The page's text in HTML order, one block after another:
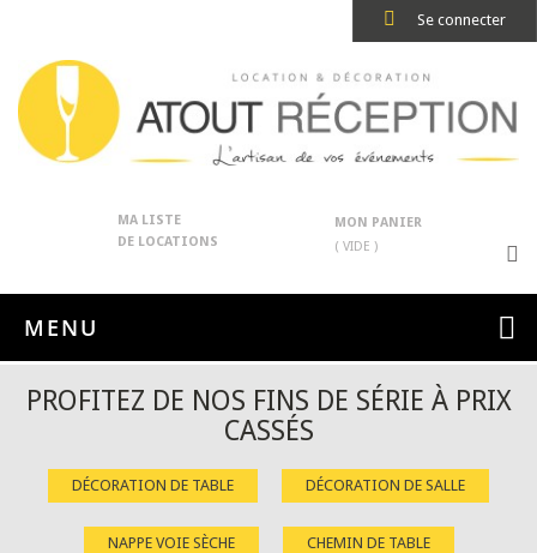
Se connecter
MA LISTE
DE LOCATIONS
MON PANIER
( VIDE )
MENU
PROFITEZ DE NOS FINS DE SÉRIE À PRIX
CASSÉS
DÉCORATION DE TABLE DÉCORATION DE SALLE
NAPPE VOIE SÈCHE CHEMIN DE TABLE